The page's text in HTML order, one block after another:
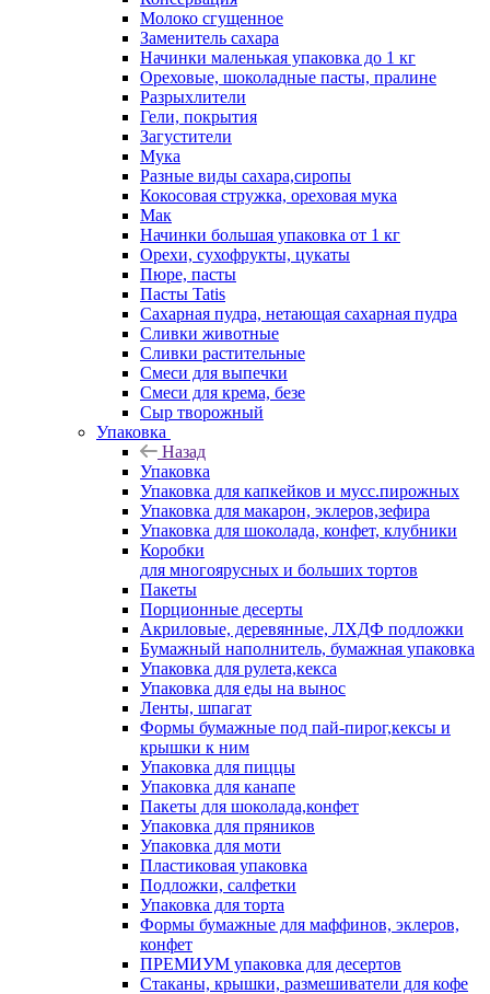
Молоко сгущенное
Заменитель сахара
Начинки маленькая упаковка до 1 кг
Ореховые, шоколадные пасты, пралине
Разрыхлители
Гели, покрытия
Загустители
Мука
Разные виды сахара,сиропы
Кокосовая стружка, ореховая мука
Мак
Начинки большая упаковка от 1 кг
Орехи, сухофрукты, цукаты
Пюре, пасты
Пасты Tatis
Сахарная пудра, нетающая сахарная пудра
Сливки животные
Сливки растительные
Смеси для выпечки
Смеси для крема, безе
Сыр творожный
Упаковка
Назад
Упаковка
Упаковка для капкейков и мусс.пирожных
Упаковка для макарон, эклеров,зефира
Упаковка для шоколада, конфет, клубники
Коробки
для многоярусных и больших тортов
Пакеты
Порционные десерты
Акриловые, деревянные, ЛХДФ подложки
Бумажный наполнитель, бумажная упаковка
Упаковка для рулета,кекса
Упаковка для еды на вынос
Ленты, шпагат
Формы бумажные под пай-пирог,кексы и
крышки к ним
Упаковка для пиццы
Упаковка для канапе
Пакеты для шоколада,конфет
Упаковка для пряников
Упаковка для моти
Пластиковая упаковка
Подложки, салфетки
Упаковка для торта
Формы бумажные для маффинов, эклеров,
конфет
ПРЕМИУМ упаковка для десертов
Стаканы, крышки, размешиватели для кофе